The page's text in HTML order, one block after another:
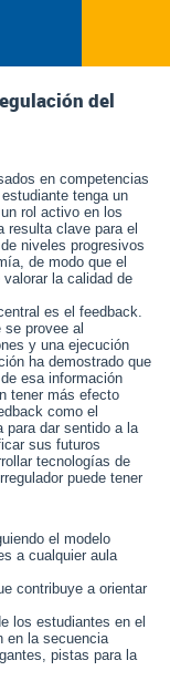
del
en competencias
tenga un
rol activo en los
resulta clave para el
niveles progresivos
de modo que el
la calidad de
es el feedback.
se provee al
y una ejecución
ha demostrado que
esa información
tener más efecto
como el
para dar sentido a la
sus futuros
tecnologías de
puede tener
el modelo
a cualquier aula
contribuye a orientar
los estudiantes en el
en la secuencia
pistas para la